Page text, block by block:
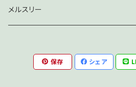
メルスリー
保存 シェア